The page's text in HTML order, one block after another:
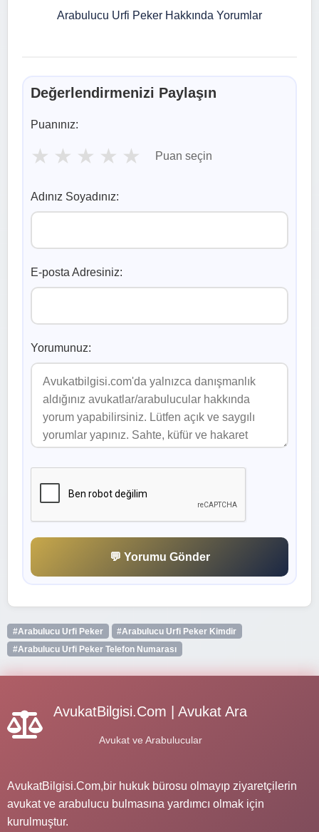
Arabulucu Urfi Peker Hakkında Yorumlar
Değerlendirmenizi Paylaşın
Puanınız:
★ ★ ★ ★ ★ Puan seçin
Adınız Soyadınız:
E-posta Adresiniz:
Yorumunuz:
💬 Yorumu Gönder
#Arabulucu Urfi Peker
#Arabulucu Urfi Peker Kimdir
#Arabulucu Urfi Peker Telefon Numarası
AvukatBilgisi.Com | Avukat Ara
Avukat ve Arabulucular
AvukatBilgisi.Com,bir hukuk bürosu olmayıp ziyaretçilerin
avukat ve arabulucu bulmasına yardımcı olmak için
kurulmuştur.